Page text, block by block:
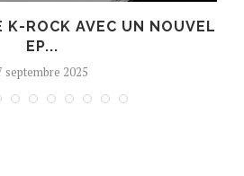
K-ROCK AVEC UN NOUVEL
EP...
septembre 2025